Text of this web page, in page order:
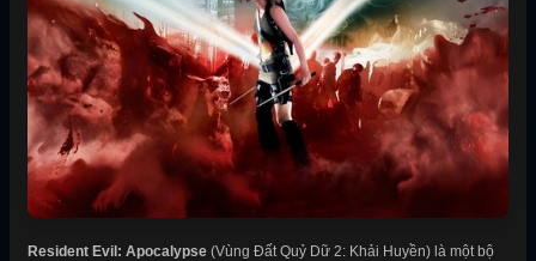
Resident Evil: Apocalypse (Vùng Đất Quỷ Dữ 2: Khải Huyền) là một bộ